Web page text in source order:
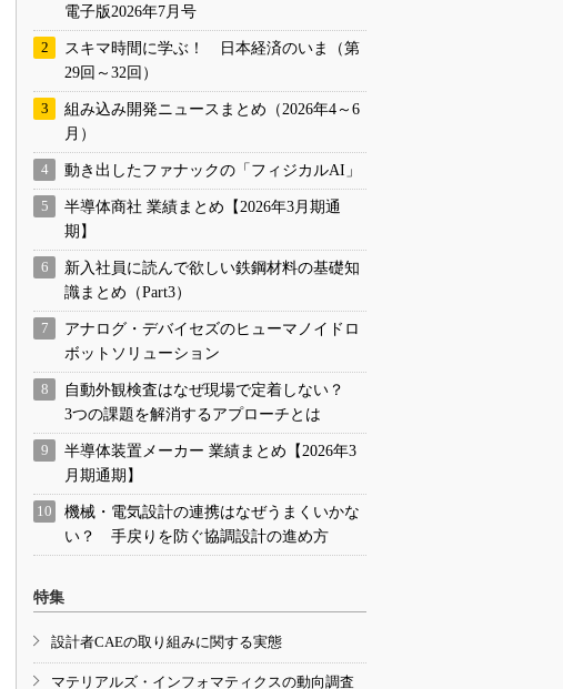
電子版2026年7月号
スキマ時間に学ぶ！ 日本経済のいま（第
29回～32回）
組み込み開発ニュースまとめ（2026年4～6
月）
動き出したファナックの「フィジカルAI」
半導体商社 業績まとめ【2026年3月期通
期】
新入社員に読んで欲しい鉄鋼材料の基礎知
識まとめ（Part3）
アナログ・デバイセズのヒューマノイドロ
ボットソリューション
自動外観検査はなぜ現場で定着しない？
3つの課題を解消するアプローチとは
半導体装置メーカー 業績まとめ【2026年3
月期通期】
機械・電気設計の連携はなぜうまくいかな
い？ 手戻りを防ぐ協調設計の進め方
特集
設計者CAEの取り組みに関する実態
マテリアルズ・インフォマティクスの動向調査